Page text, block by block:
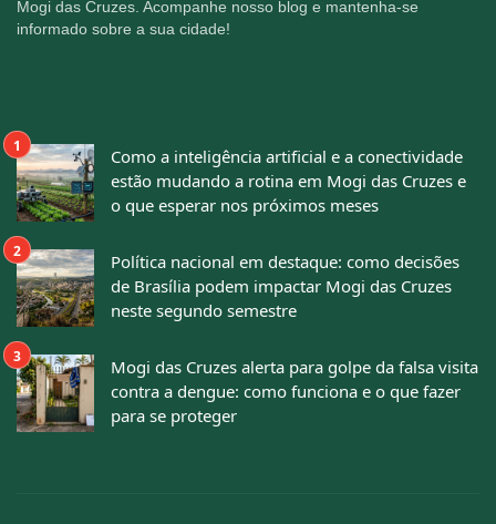
Mogi das Cruzes. Acompanhe nosso blog e mantenha-se
informado sobre a sua cidade!
Como a inteligência artificial e a conectividade
estão mudando a rotina em Mogi das Cruzes e
o que esperar nos próximos meses
Política nacional em destaque: como decisões
de Brasília podem impactar Mogi das Cruzes
neste segundo semestre
Mogi das Cruzes alerta para golpe da falsa visita
contra a dengue: como funciona e o que fazer
para se proteger